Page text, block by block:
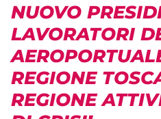
NUOVO
LAVORATORI
REGIONE
REGIONE